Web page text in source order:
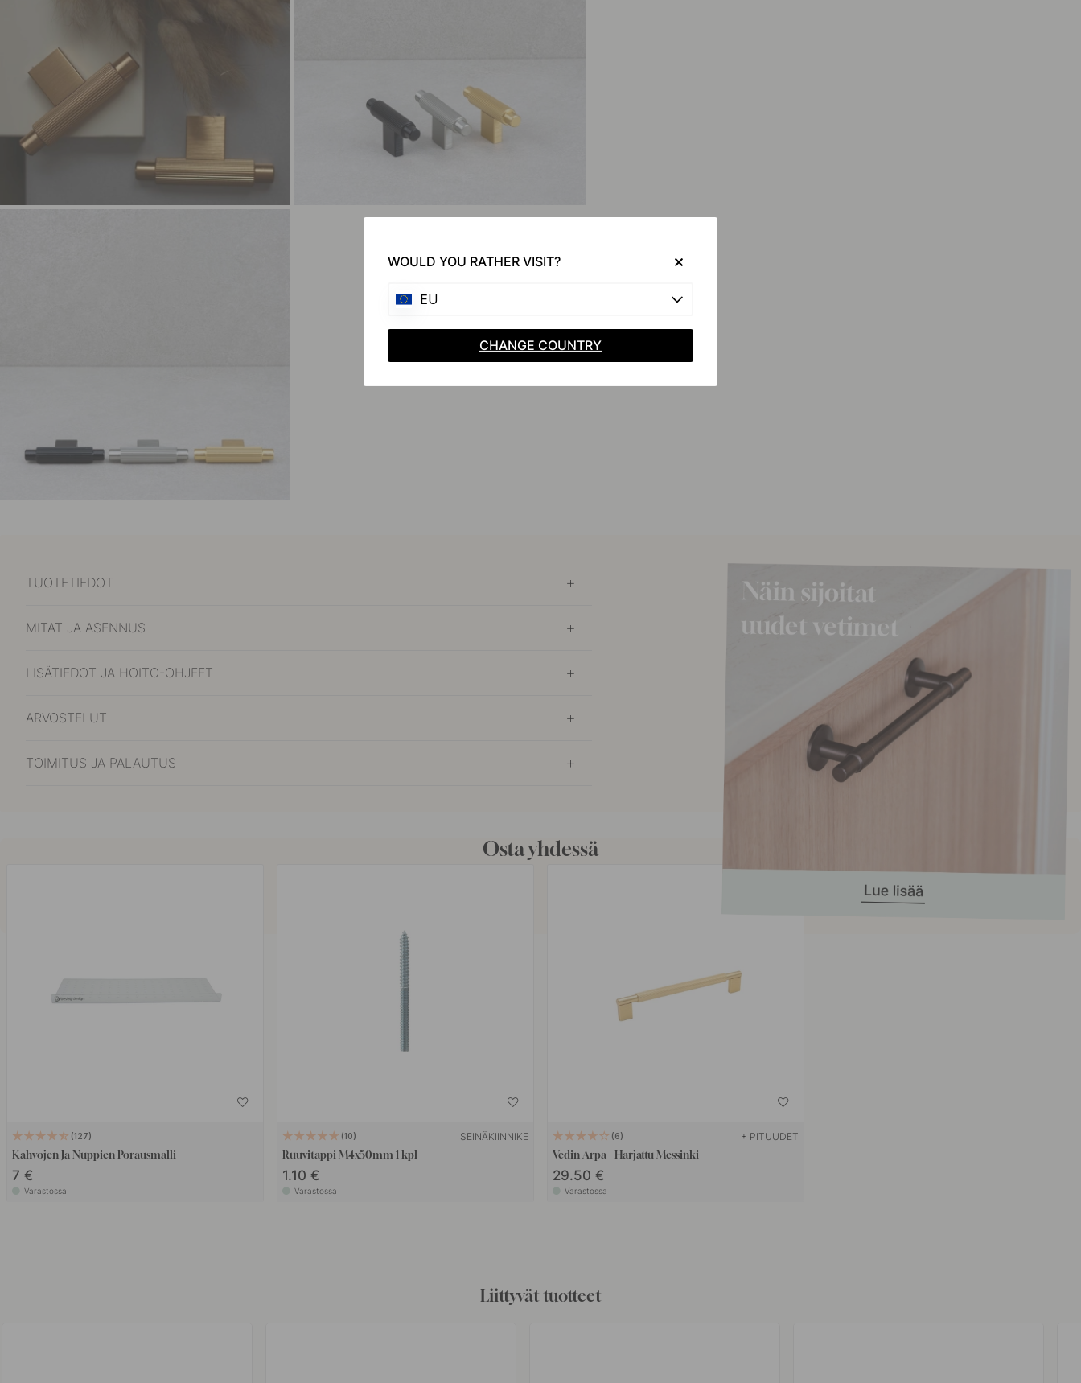
TUOTETIEDOT
MITAT JA ASENNUS
LISÄTIEDOT JA HOITO-OHJEET
ARVOSTELUT
TOIMITUS JA PALAUTUS
Osta yhdessä
127
Kahvojen Ja Nuppien Porausmalli
7 €
Varastossa
10 SEINÄKIINNIKE
Ruuvitappi M4x50mm 1 kpl
1.10 €
Varastossa
6 + PITUUDET
Vedin Arpa - Harjattu Messinki
29.50 €
Varastossa
Liittyvät tuotteet
WOULD YOU RATHER VISIT?
EU
CHANGE COUNTRY